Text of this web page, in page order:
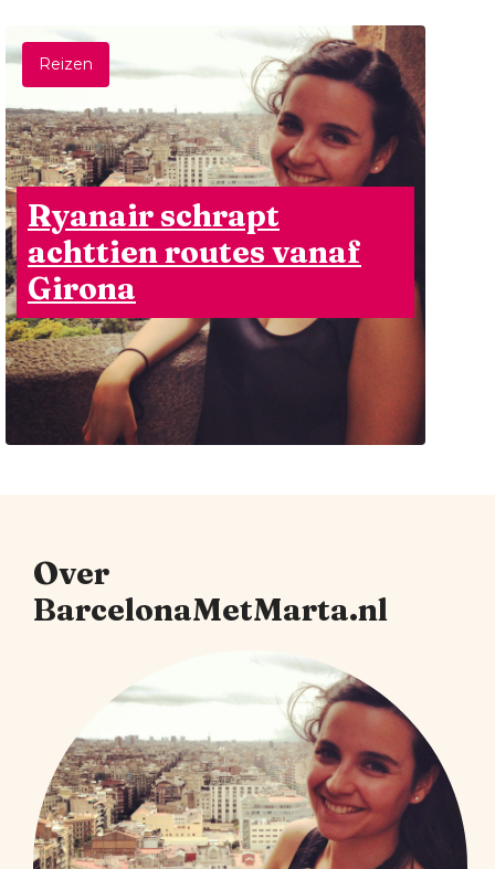
Reizen
Ryanair schrapt
achttien routes vanaf
Girona
Over
BarcelonaMetMarta.nl